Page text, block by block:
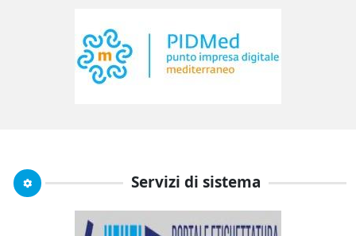
Servizi di sistema